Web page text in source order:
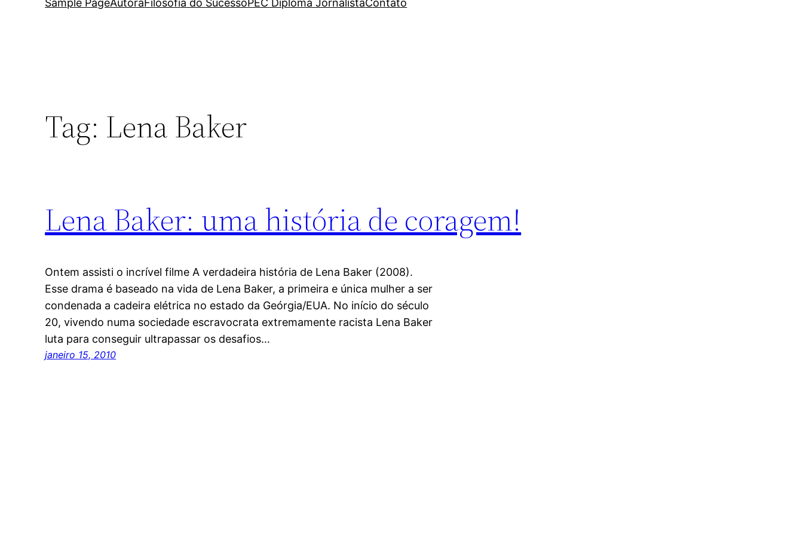
Sample PageAutoraFilosofia do SucessoPEC Diploma JornalistaContato
Tag: Lena Baker
Lena Baker: uma história de coragem!
Ontem assisti o incrível filme A verdadeira história de Lena Baker (2008).
Esse drama é baseado na vida de Lena Baker, a primeira e única mulher a ser
condenada a cadeira elétrica no estado da Geórgia/EUA. No início do século
20, vivendo numa sociedade escravocrata extremamente racista Lena Baker
luta para conseguir ultrapassar os desafios…
janeiro 15, 2010